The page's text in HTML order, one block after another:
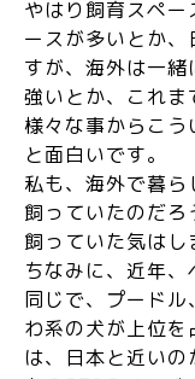
やはり飼育スペ
ースが多いとか
すが、海外は一
強いとか、これ
様々な事からこう
と面白いです。
私も、海外で暮
飼っていたのだ
飼っていた気はし
ちなみに、近年
同じで、プード
わ系の犬が上位
は、日本と近いの